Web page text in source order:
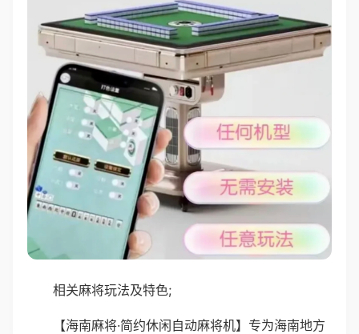
相关麻将玩法及特色;
【海南麻将·简约休闲自动麻将机】专为海南地方